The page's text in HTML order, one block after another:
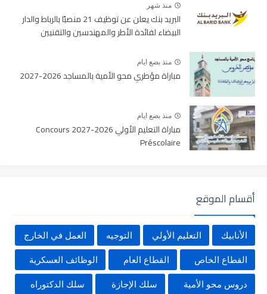
منذ شهر
البريد بنك يعلن عن توظيف 21 منصبًا بالرباط والدار
البيضاء لفائدة الأطر والمهندسين والتقنيين
منذ بضع ايام
مباراة مؤطري محو الأمية بالمساجد 2026-2027
منذ بضع ايام
مباراة التعليم الأولي 2026-2027 Concours
Préscolaire
أقسام الموقع
الأنابيك التعليم الأولي التوجيه العمل في الخارج
القطاع الخاص القطاع العام الوظائف العسكرية
دروس محو الأمية سلك الإجازة سلك الدكتوراه